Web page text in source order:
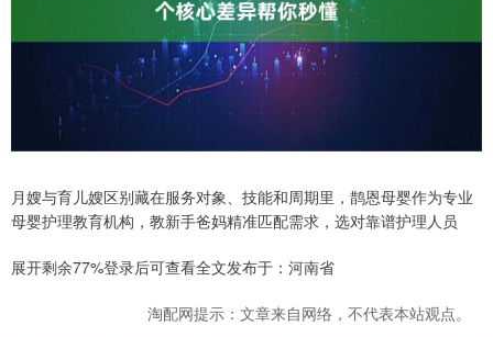
月嫂与育儿嫂区别藏在服务对象、技能和周期里，鹊恩母婴作为专业
母婴护理教育机构，教新手爸妈精准匹配需求，选对靠谱护理人员
展开剩余77%登录后可查看全文发布于：河南省
淘配网提示：文章来自网络，不代表本站观点。